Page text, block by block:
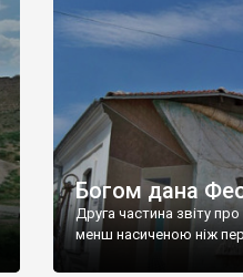
Богом дана
Друга частина звіту
менш насиченою ніж